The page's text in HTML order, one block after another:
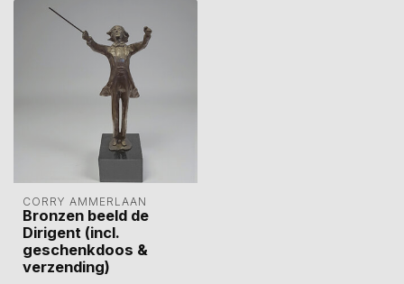
CORRY AMMERLAAN
Bronzen beeld de
Dirigent (incl.
geschenkdoos &
verzending)